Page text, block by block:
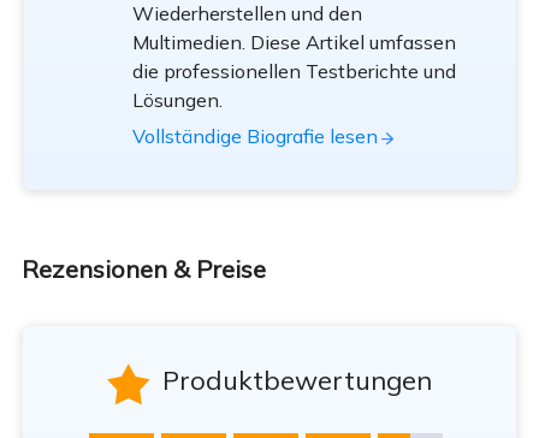
Wiederherstellen und den
Multimedien. Diese Artikel umfassen
die professionellen Testberichte und
Lösungen.
Vollständige Biografie lesen
Rezensionen & Preise
 Produktbewertungen